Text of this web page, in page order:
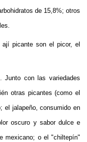
de 15,8%; otros
ají picante son el picor, el
con las variedades
otras picantes (como el
el jalapeño, consumido en
oscuro y sabor dulce e
mexicano; o el "chiltepín"